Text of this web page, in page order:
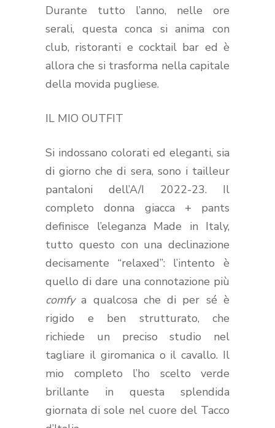
Durante tutto l’anno, nelle ore
serali, questa conca si anima con
club, ristoranti e cocktail bar ed è
allora che si trasforma nella capitale
della movida pugliese.
IL MIO OUTFIT
Si indossano colorati ed eleganti, sia
di giorno che di sera, sono i tailleur
pantaloni dell’A/I 2022-23. Il
completo donna giacca + pants
definisce l’eleganza Made in Italy,
tutto questo con una declinazione
decisamente “relaxed”: l’intento è
quello di dare una connotazione più
comfya qualcosa che di per sé è
rigido e ben strutturato, che
richiede un preciso studio nel
tagliare il giromanica o il cavallo. Il
mio completo l’ho scelto verde
brillante in questa splendida
giornata di sole nel cuore del Tacco